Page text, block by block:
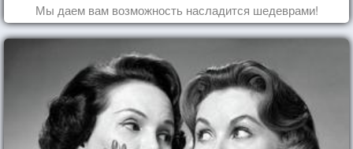
Мы даем вам возможность насладится шедеврами!